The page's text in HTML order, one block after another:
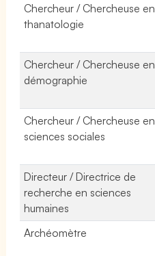
Chercheur / Chercheuse en
thanatologie
Chercheur / Chercheuse en
démographie
Chercheur / Chercheuse en
sciences sociales
Directeur / Directrice de
recherche en sciences
humaines
Archéomètre